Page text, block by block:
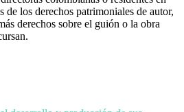
de los derechos patrimoniales de autor,
derechos sobre el guión o la obra